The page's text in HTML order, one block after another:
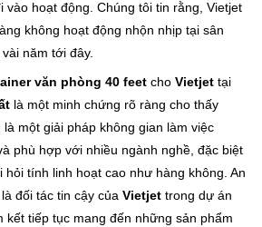
vào hoạt động. Chúng tôi tin rằng, Vietjet
không hoạt động nhộn nhịp tại sân
năm tới đây.
văn phòng 40 feet choVietjet tại
là một minh chứng rõ ràng cho thấy
là một giải pháp không gian làm việc
phù hợp với nhiều ngành nghề, đặc biệt
hỏi tính linh hoạt cao như hàng không. An
đối tác tin cậy củaVietjet trong dự án
kết tiếp tục mang đến những sản phẩm